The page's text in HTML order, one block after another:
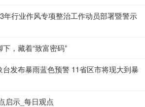
年行业作风专项整治工作动员部署暨警示
，藏着“致富密码”
发布暴雨蓝色预警 11省区市将现大到暴
启示_每日观点